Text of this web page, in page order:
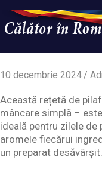
content
simplu
WordPress
10 decembrie 2024
Această rețetă de
mâncare simplă –
ideală pentru zilele de
aromele fiecărui
un preparat desăvârșit.